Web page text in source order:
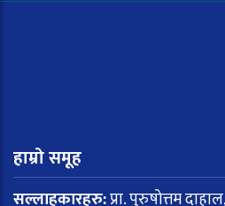
हाम्रो समूह
सल्लाहकारहरु:प्रा. पुरुषोत्तम